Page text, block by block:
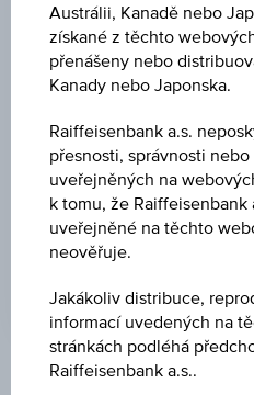
11,05(-0,45 %)
BARIÉRA
EUR 7,70
BARIÉRA VZDÁL.
30,31 %
PÁKA
-
Klíčové údaje
Austrálii, Kanadě nebo
získané z těchto
přenášeny nebo
Kanady nebo Japonska.
Raiffeisenbank a.s.
přesnosti, správnosti
uveřejněných na
k tomu, že Raiffeisenbank
uveřejněné na těchto
neověřuje.
Jakákoliv distribuce,
informací uvedených na
stránkách podléhá
Raiffeisenbank a.s..